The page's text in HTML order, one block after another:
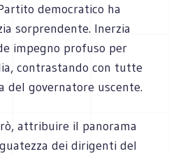
democratico ha
sorprendente. Inerzia
impegno profuso per
contrastando con tutte
del governatore uscente.
attribuire il panorama
dei dirigenti del